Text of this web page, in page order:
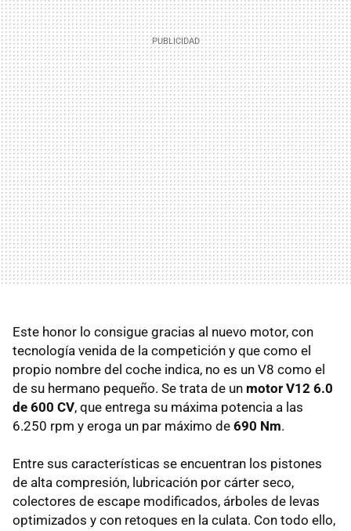
Este honor lo consigue gracias al nuevo motor, con
tecnología venida de la competición y que como el
propio nombre del coche indica, no es un V8 como el
de su hermano pequeño. Se trata de un motor V12 6.0
de 600 CV, que entrega su máxima potencia a las
6.250 rpm y eroga un par máximo de 690 Nm.
Entre sus características se encuentran los pistones
de alta compresión, lubricación por cárter seco,
colectores de escape modificados, árboles de levas
optimizados y con retoques en la culata. Con todo ello,